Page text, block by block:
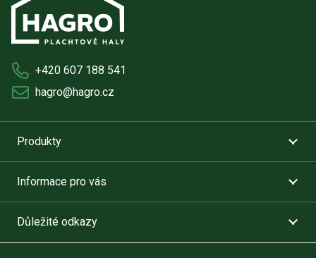
+420 607 188 541
hagro@hagro.cz
Produkty
Informace pro vás
Důležité odkazy